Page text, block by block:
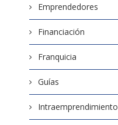
Emprendedores
Financiación
Franquicia
Guías
Intraemprendimiento